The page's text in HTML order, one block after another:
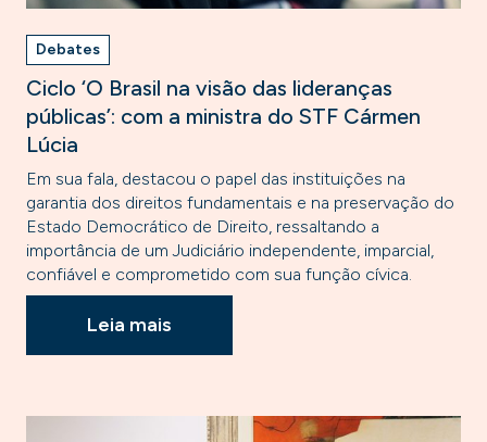
Debates
Ciclo ‘O Brasil na visão das lideranças
públicas’: com a ministra do STF Cármen
Lúcia
Em sua fala, destacou o papel das instituições na
garantia dos direitos fundamentais e na preservação do
Estado Democrático de Direito, ressaltando a
importância de um Judiciário independente, imparcial,
confiável e comprometido com sua função cívica.
Leia mais